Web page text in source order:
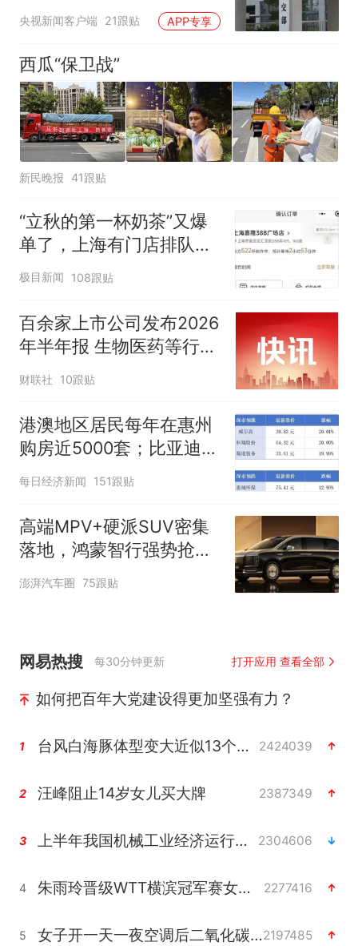
央视新闻客户端 21跟贴 APP专享
西瓜“保卫战”
新民晚报 41跟贴
“立秋的第一杯奶茶”又爆
单了，上海有门店排队超
500杯，店员：今天奶茶
店都很忙，要等2个多小
时
极目新闻 108跟贴
百余家上市公司发布2026
年半年报 生物医药等行业
现亮点
财联社 10跟贴
港澳地区居民每年在惠州
购房近5000套；比亚迪销
量跻身全球车企第六丨大
每日经济新闻 151跟贴
高端MPV+硬派SUV密集
落地，鸿蒙智行强势抢占
自主高端市场制高点
澎湃汽车圈 75跟贴
网易热搜 每30分钟更新 打开应用 查看全部
如何把百年大党建设得更加坚强有力？
1 台风白海豚体型变大近似13个浙江面积 2424039
2 汪峰阻止14岁女儿买大牌 2387349
3 上半年我国机械工业经济运行稳中有进 2304606
4 朱雨玲晋级WTT横滨冠军赛女单八强 2277416
5 女子开一天一夜空调后二氧化碳中毒2197485